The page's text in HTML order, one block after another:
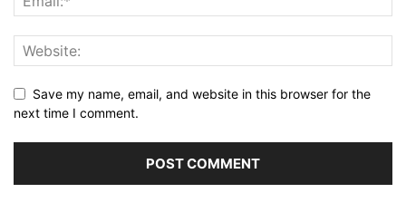
Save my name, email, and website in this browser for the
next time I comment.